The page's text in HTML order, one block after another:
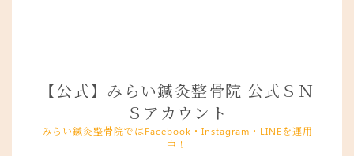
【公式】みらい鍼灸整骨院 公式ＳＮ
Ｓアカウント
みらい鍼灸整骨院ではFacebook・Instagram・LINEを運用
中！